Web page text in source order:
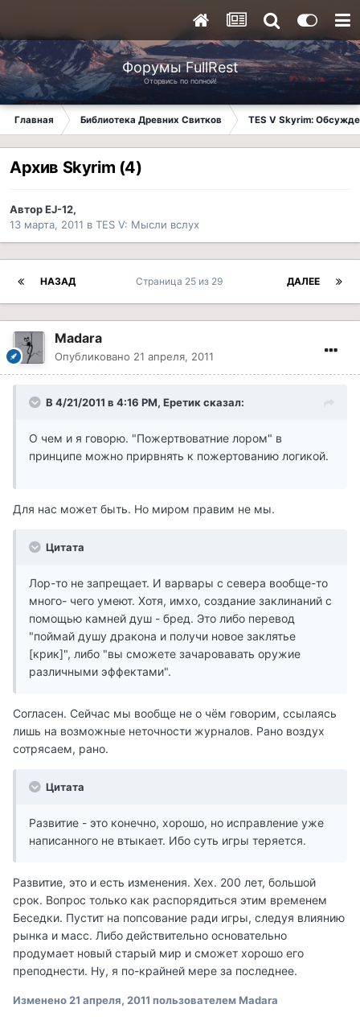
Форумы FullRest
Оторвись по полной!
Главная Библиотека Древних Свитков TES V Skyrim:
Архив Skyrim (4)
АвторEJ-12,
13 марта, 2011 в TES V: Мысли вслух
НАЗАД ДАЛЕЕ
Страница 25 из 29
Madara
Опубликовано 21 апреля, 2011
В 4/21/2011 в 4:16 PM, Еретик сказал:
О чем и я говорю. "Пожертвоватние лором" в
принципе можно прирвнять к пожертованию логикой.
Для нас может быть. Но миром правим не мы.
Цитата
Лор-то не запрещает. И варвары с севера вообще-то
много- чего умеют. Хотя, имхо, создание заклинаний с
помощью камней душ - бред. Это либо перевод
"поймай душу дракона и получи новое заклятье
[крик]", либо "вы сможете зачаровавать оружие
различными эффектами".
Согласен. Сейчас мы вообще не о чём говорим, ссылаясь
лишь на возможные неточности журналов. Рано воздух
сотрясаем, рано.
Цитата
Развитие - это конечно, хорошо, но исправление уже
написанного не втыкает. Ибо суть игры теряется.
Развитие, это и есть изменения. Хех. 200 лет, большой
срок. Вопрос только как распорядиться этим временем
Беседки. Пустит на попсование ради игры, следуя влиянию
рынка и масс. Либо действительно основательно
продумает новый старый мир и сможет хорошо его
преподнести. Ну, я по-крайней мере за последнее.
Изменено21 апреля, 2011 пользователем Madara